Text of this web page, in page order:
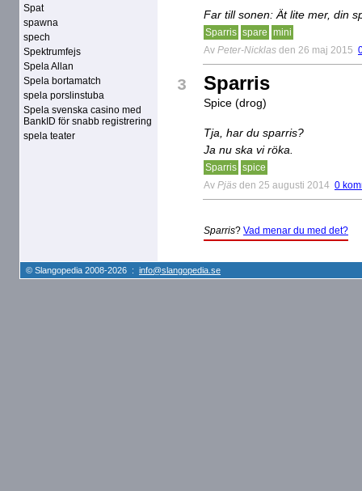
Spat
spawna
spech
Spektrumfejs
Spela Allan
Spela bortamatch
spela porslinstuba
Spela svenska casino med
BankID för snabb registrering
spela teater
Far till sonen: Ät lite mer, din
Sparris spare mini
Av Peter-Nicklas den 26 maj 2015
3 Sparris
Spice (drog)
Tja, har du sparris?
Ja nu ska vi röka.
Sparris spice
Av Pjäs den 25 augusti 2014 0
Sparris? Vad menar du med det?
© Slangopedia 2008-2026 : info@slangopedia.se